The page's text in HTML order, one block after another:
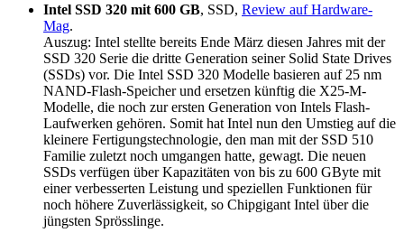
Intel SSD 320 mit 600 GB, SSD, Review auf Hardware-
Mag.
Auszug: Intel stellte bereits Ende März diesen Jahres mit der
SSD 320 Serie die dritte Generation seiner Solid State Drives
(SSDs) vor. Die Intel SSD 320 Modelle basieren auf 25 nm
NAND-Flash-Speicher und ersetzen künftig die X25-M-
Modelle, die noch zur ersten Generation von Intels Flash-
Laufwerken gehören. Somit hat Intel nun den Umstieg auf die
kleinere Fertigungstechnologie, den man mit der SSD 510
Familie zuletzt noch umgangen hatte, gewagt. Die neuen
SSDs verfügen über Kapazitäten von bis zu 600 GByte mit
einer verbesserten Leistung und speziellen Funktionen für
noch höhere Zuverlässigkeit, so Chipgigant Intel über die
jüngsten Sprösslinge.